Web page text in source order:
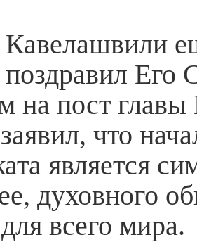
Кавелашвили
поздравил Его
на пост главы
что
является
духовного
всего мира.